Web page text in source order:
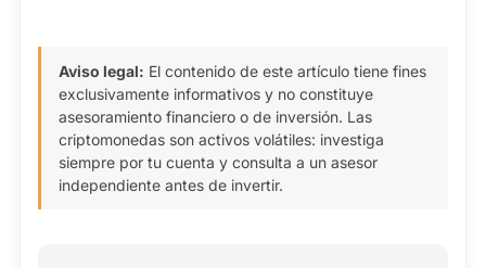
Aviso legal: El contenido de este artículo tiene fines
exclusivamente informativos y no constituye
asesoramiento financiero o de inversión. Las
criptomonedas son activos volátiles: investiga
siempre por tu cuenta y consulta a un asesor
independiente antes de invertir.